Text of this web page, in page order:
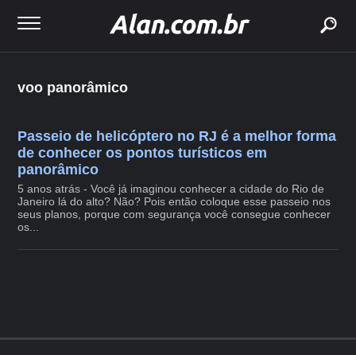
voo panorâmico
Passeio de helicóptero no RJ é a melhor forma
de conhecer os pontos turísticos em
panorâmico
5 anos atrás - Você já imaginou conhecer a cidade do Rio de
Janeiro lá do alto? Não? Pois então coloque esse passeio nos
seus planos, porque com segurança você consegue conhecer
os...